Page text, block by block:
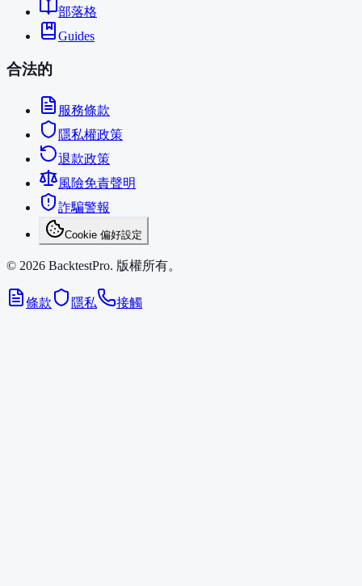
部落格
Guides
合法的
服務條款
隱私權政策
退款政策
風險免責聲明
詐騙警報
Cookie 偏好設定
© 2026 BacktestPro. 版權所有。
條款 隱私 接觸